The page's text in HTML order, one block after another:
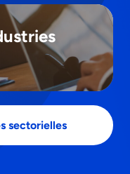
sectorielles